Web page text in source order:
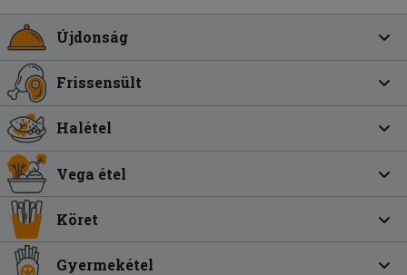
Újdonság
Frissensült
Halétel
Vega étel
Köret
Gyermekétel